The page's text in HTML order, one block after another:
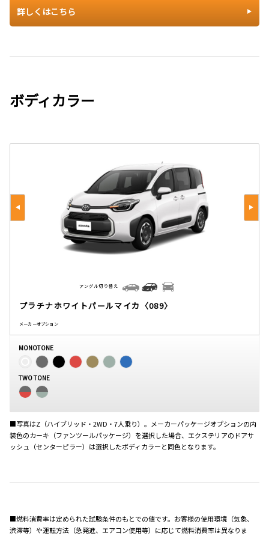
詳しくはこちら
ボディカラー
プラチナホワイトパールマイカ〈089〉
メーカーオプション
アングル切り替え
MONOTONE
TWO TONE
■写真はZ（ハイブリッド・2WD・7人乗り）。メーカーパッケージオプションの内
装色のカーキ（ファンツールパッケージ）を選択した場合、エクステリアのドアサ
ッシュ（センターピラー）は選択したボディカラーと同色となります。
■燃料消費率は定められた試験条件のもとでの値です。お客様の使用環境（気象、
渋滞等）や運転方法（急発進、エアコン使用等）に応じて燃料消費率は異なりま